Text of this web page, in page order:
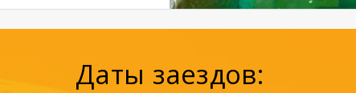
Даты заездов: